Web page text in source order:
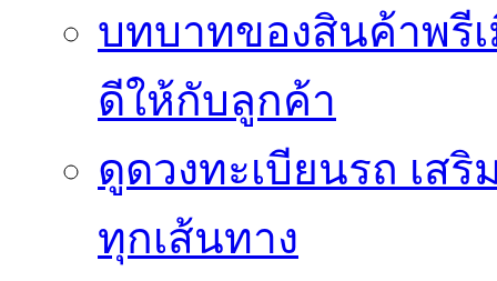
บทบาทของสินค้าพรี
ดีให้กับลูกค้า
ดูดวงทะเบียนรถ เส
ทุกเส้นทาง